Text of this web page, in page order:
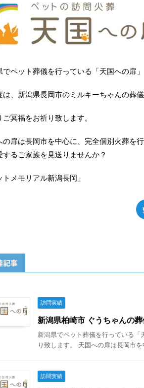
でペット葬儀を行っている「天国への扉」
は、新潟県長岡市のミルキーちゃんの葬儀
ご冥福をお祈り致します。
の扉は長岡市を中心に、完全個別火葬を
するご家族を見送りませんか？
トメモリアル新潟長岡」
記事
訪問実績
新潟県柏崎市 ぐうちゃん
新潟県でペット葬儀を行っている
り致します。 天国への扉は長岡市
訪問実績